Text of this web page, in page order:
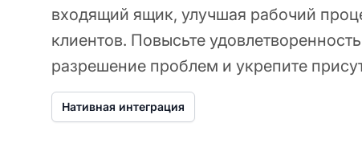
входящий ящик, улучшая рабочий
клиентов. Повысьте
разрешение проблем и укрепите
Нативная интеграция